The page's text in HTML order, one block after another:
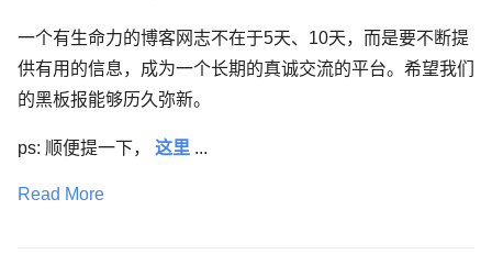
一个有生命力的博客网志不在于5天、10天，而是要不断提
供有用的信息，成为一个长期的真诚交流的平台。希望我们
的黑板报能够历久弥新。
ps: 顺便提一下， 这里 ...
Read More